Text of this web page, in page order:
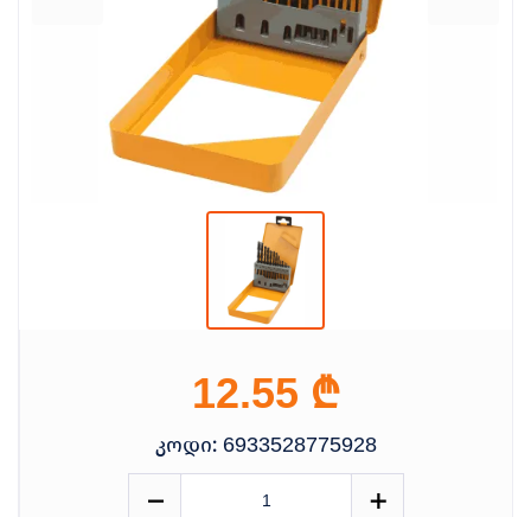
12.55 ₾
კოდი: 6933528775928